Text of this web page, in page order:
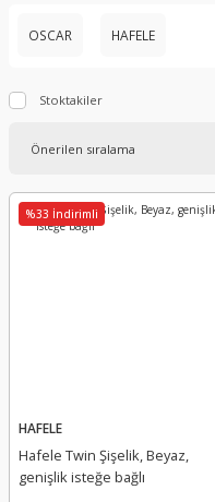
OSCAR HAFELE
Stoktakiler
%33 İndirimli
HAFELE
Hafele Twin Şişelik, Beyaz,
genişlik isteğe bağlı